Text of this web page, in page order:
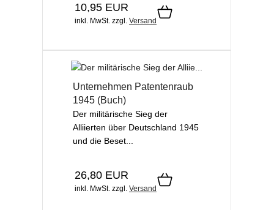
10,95 EUR
inkl. MwSt. zzgl. Versand
Unternehmen Patentenraub
1945 (Buch)
Der militärische Sieg der
Alliierten über Deutschland 1945
und die Beset...
26,80 EUR
inkl. MwSt. zzgl. Versand